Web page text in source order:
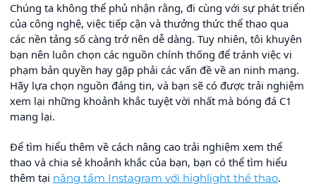
Chúng ta không thể phủ nhận rằng, đi cùng với sự phát triển
của công nghệ, việc tiếp cận và thưởng thức thể thao qua
các nền tảng số càng trở nên dễ dàng. Tuy nhiên, tôi khuyên
bạn nên luôn chọn các nguồn chính thống để tránh việc vi
phạm bản quyền hay gặp phải các vấn đề về an ninh mạng.
Hãy lựa chọn nguồn đáng tin, và bạn sẽ có được trải nghiệm
xem lại những khoảnh khắc tuyệt vời nhất mà bóng đá C1
mang lại.
Để tìm hiểu thêm về cách nâng cao trải nghiệm xem thể
thao và chia sẻ khoảnh khắc của bạn, bạn có thể tìm hiểu
thêm tại nâng tầm Instagram với highlight thể thao.